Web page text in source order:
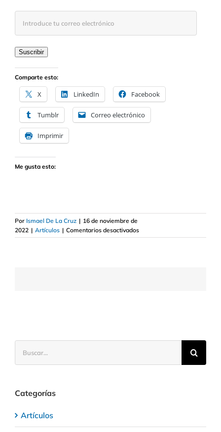
electrónico
Suscribir
Comparte esto:
X LinkedIn Facebook
Tumblr Correo electrónico
Imprimir
Me gusta esto:
Por Ismael De La Cruz | 16 de noviembre de
2022 | Artículos | Comentarios desactivadosen
La
Categorías
Artículos